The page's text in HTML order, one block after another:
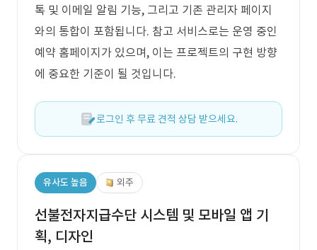
톡 및 이메일 알림 기능, 그리고 기존 관리자 페이지
와의 통합이 포함됩니다. 참고 서비스로는 운영 중인
예약 홈페이지가 있으며, 이는 프로젝트의 구현 방향
에 중요한 기준이 될 것입니다.
로그인 후 무료 견적 상담 받으세요.
유사도 높음 외주
선불전자지급수단 시스템 및 모바일 앱 기
획, 디자인